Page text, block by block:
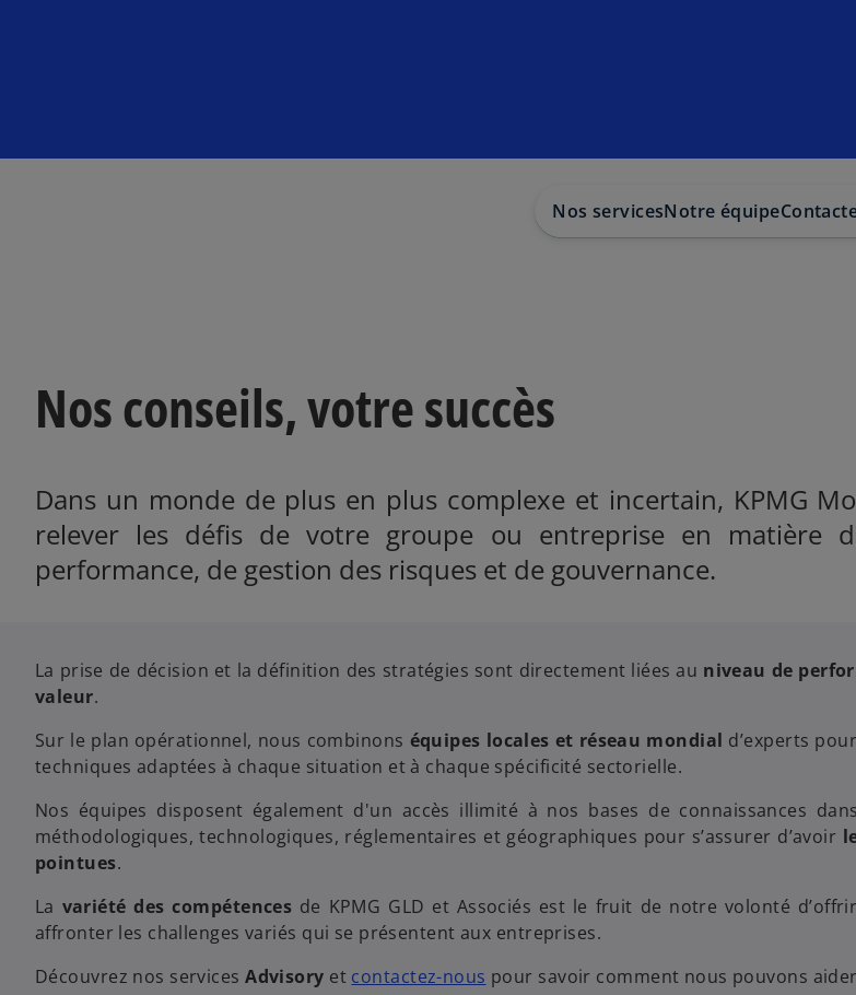
Nos servicesNotre équipe
Nos conseils, votre succès
Dans un monde de plus en plus complexe et incertain, KPMG
relever les défis de votre groupe ou entreprise en matière
performance, de gestion des risques et de gouvernance.
La prise de décision et la définition des stratégies sont directement liées au niveau de
valeur.
Sur le plan opérationnel, nous combinons équipes locales et réseau mondial d’experts
techniques adaptées à chaque situation et à chaque spécificité sectorielle.
Nos équipes disposent également d'un accès illimité à nos bases de connaissances
méthodologiques, technologiques, réglementaires et géographiques pour s’assurer d’avoir
pointues.
La variété des compétences de KPMG GLD et Associés est le fruit de notre volonté
affronter les challenges variés qui se présentent aux entreprises.
Découvrez nos servicesAdvisory et contactez-nous pour savoir comment nous pouvons